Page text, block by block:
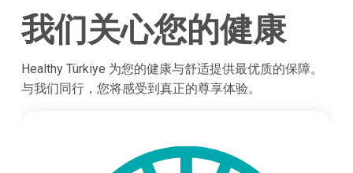
我们关心您的健康
Healthy Türkiye 为您的健康与舒适提供最优质的保障。
与我们同行，您将感受到真正的尊享体验。